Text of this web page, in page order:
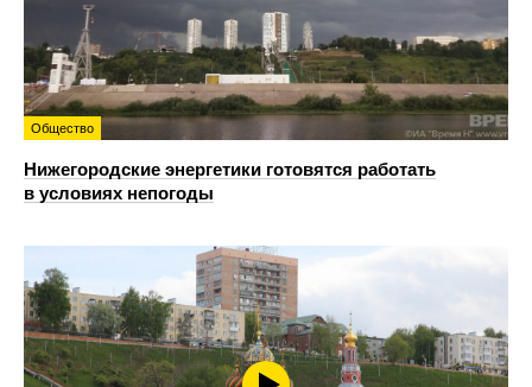
Общество
Нижегородские энергетики готовятся работать
в условиях непогоды